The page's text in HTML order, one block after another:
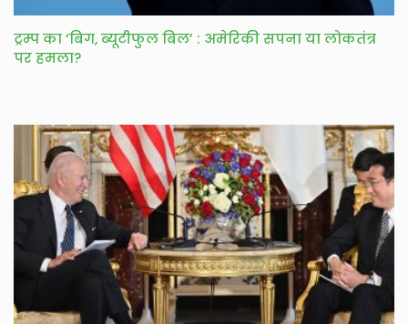
ट्रम्प का ‘बिग, ब्यूटीफुल बिल’ : अमेरिकी सपना या लोकतंत्र
पर हमला?